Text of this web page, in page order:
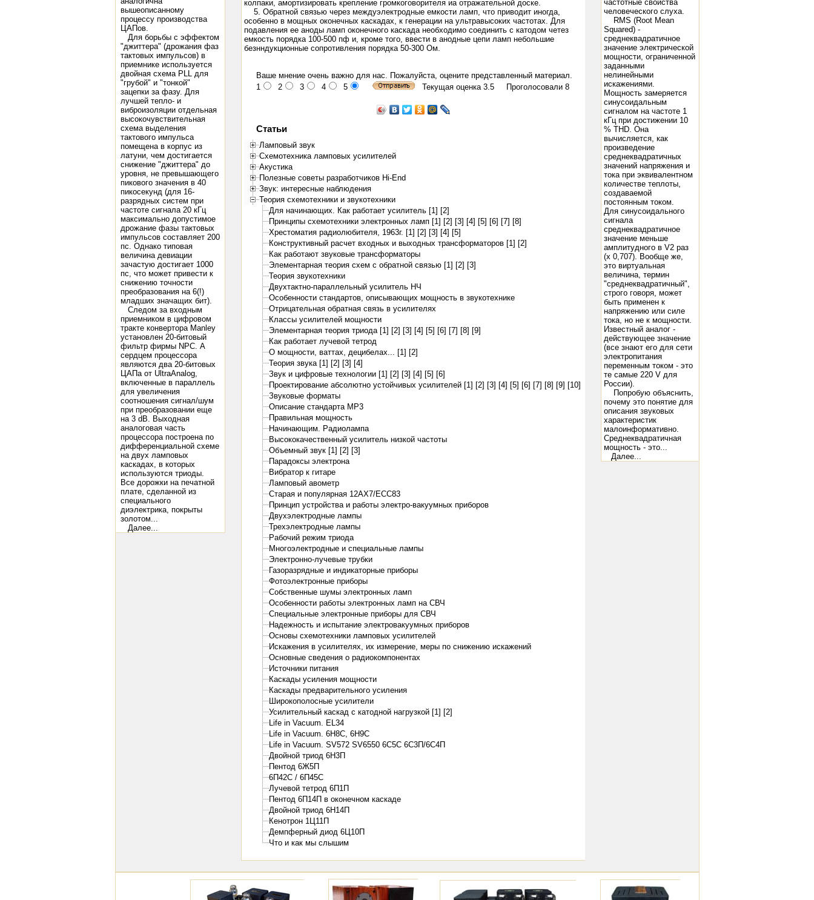
вышеописанному
процессу производства
ЦАПов.
Для борьбы с эффектом
"джиттера" (дрожания фаз
тактовых импульсов) в
приемнике используется
двойная схема PLL для
"грубой" и "тонкой"
зацепки за фазу. Для
лучшей тепло- и
виброизоляции отдельная
высокочувствительная
схема выделения
тактового импульса
помещена в корпус из
латуни, чем достигается
снижение "джиттера" до
уровня, не превышающего
пикового значения в 40
пикосекунд (для 16-
разрядных систем при
частоте сигнала 20 кГц
максимально допустимое
дрожание фазы тактовых
импульсов составляет 200
пс. Однако типовая
величина девиации
зачастую достигает 1000
пс, что может привести к
снижению точности
преобразования на 6(!)
младших значащих бит).
Следом за входным
приемником в цифровом
тракте конвертора Manley
установлен 20-битовый
фильтр фирмы NPC. А
сердцем процессора
являются два 20-битовых
ЦАПа от UltraAnalog,
включенные в параллель
для увеличения
соотношения сигнал/шум
при преобразовании еще
на 3 dB. Выходная
аналоговая часть
процессора построена по
дифференциальной схеме
на двух ламповых
каскадах, в которых
используются триоды.
Все дорожки на печатной
плате, сделанной из
специального
диэлектрика, покрыты
золотом...
Далее...
колпаки, амортизировать крепление громкоговорителя иа отражательной доске.
5. Обратной связью через междуэлектродные емкости ламп, что приводит иногда,
особенно в мощных оконечных каскадах, к генерации на ультравысоких частотах. Для
подавления ее аноды ламп оконечного каскада необходимо соединить с катодом четез
емкость порядка 100-500 пф и, кроме того, ввести в анодные цепи ламп небольшие
безнндукционные сопротивления порядка 50-300 Ом.
Ваше мнение очень важно для нас. Пожалуйста, оцените представленный материал.
1
2 3 4 5 Текущая оценка 3.5 Проголосовали 8
Статьи
Ламповый звук
Схемотехника ламповых усилителей
Акустика
Полезные советы разработчиков Hi-End
Звук: интересные наблюдения
Теория схемотехники и звукотехники
Для начинающих. Как работает усилитель [1] [2]
Принципы схемотехники электронных ламп [1] [2] [3] [4] [5] [6] [7] [8]
Хрестоматия радиолюбителя, 1963г. [1] [2] [3] [4] [5]
Конструктивный расчет входных и выходных трансформаторов [1] [2]
Как работают звуковые трансформаторы
Элементарная теория схем с обратной связью [1] [2] [3]
Теория звукотехники
Двухтактно-параллельный усилитель НЧ
Особенности стандартов, описывающих мощность в звукотехнике
Отрицательная обратная связь в усилителях
Классы усилителей мощности
Элементарная теория триода [1] [2] [3] [4] [5] [6] [7] [8] [9]
Как работает лучевой тетрод
О мощности, ваттах, децибелах... [1] [2]
Теория звука [1] [2] [3] [4]
Звук и цифровые технологии [1] [2] [3] [4] [5] [6]
Проектирование абсолютно устойчивых усилителей [1] [2] [3] [4] [5] [6] [7] [8] [9] [10]
Звуковые форматы
Описание стандарта MP3
Правильная мощность
Начинающим. Радиолампа
Высококачественный усилитель низкой частоты
Объемный звук [1] [2] [3]
Парадоксы электрона
Вибратор к гитаре
Ламповый авометр
Старая и популярная 12АХ7/ЕСС83
Принцип устройства и работы электро-вакуумных приборов
Двухэлектродные лампы
Трехэлектродные лампы
Рабочий режим триода
Многоэлектродные и специальные лампы
Электронно-лучевые трубки
Газоразрядные и индикаторные приборы
Фотоэлектронные приборы
Собственные шумы электронных ламп
Особенности работы электронных ламп на СВЧ
Специальные электронные приборы для СВЧ
Надежность и испытание электровакуумных приборов
Основы схемотехники ламповых усилителей
Искажения в усилителях, их измерение, меры по снижению искажений
Основные сведения о радиокомпонентах
Источники питания
Каскады усиления мощности
Каскады предварительного усиления
Широкополосные усилители
Усилительный каскад с катодной нагрузкой [1] [2]
Life in Vacuum. EL34
Life in Vacuum. 6H8C, 6H9C
Life in Vacuum. SV572 SV6550 6C5C 6C3П/6C4П
Двойной триод 6Н3П
Пентод 6Ж5П
6П42С / 6П45С
Лучевой тетрод 6П1П
Пентод 6П14П в оконечном каскаде
Двойной триод 6Н14П
Кенотрон 1Ц11П
Демпферный диод 6Ц10П
Что и как мы слышим
частотные свойства
человеческого слуха.
RMS (Root Mean
Squared) -
среднеквадратичное
значение электрической
мощности, ограниченной
заданными
нелинейными
искажениями.
Мощность замеряется
синусоидальным
сигналом на частоте 1
кГц при достижении 10
% THD. Она
вычисляется, как
произведение
среднеквадратичных
значений напряжения и
тока при эквивалентном
количестве теплоты,
создаваемой
постоянным током.
Для синусоидального
сигнала
среднеквадратичное
значение меньше
амплитудного в V2 раз
(x 0,707). Вообще же,
это виртуальная
величина, термин
"среднеквадратичный",
строго говоря, может
быть применен к
напряжению или силе
тока, но не к мощности.
Известный аналог -
действующее значение
(все знают его для сети
электропитания
переменным током - это
те самые 220 V для
России).
Попробую объяснить,
почему это понятие для
описания звуковых
характеристик
малоинформативно.
Среднеквадратичная
мощность - это...
Далее...